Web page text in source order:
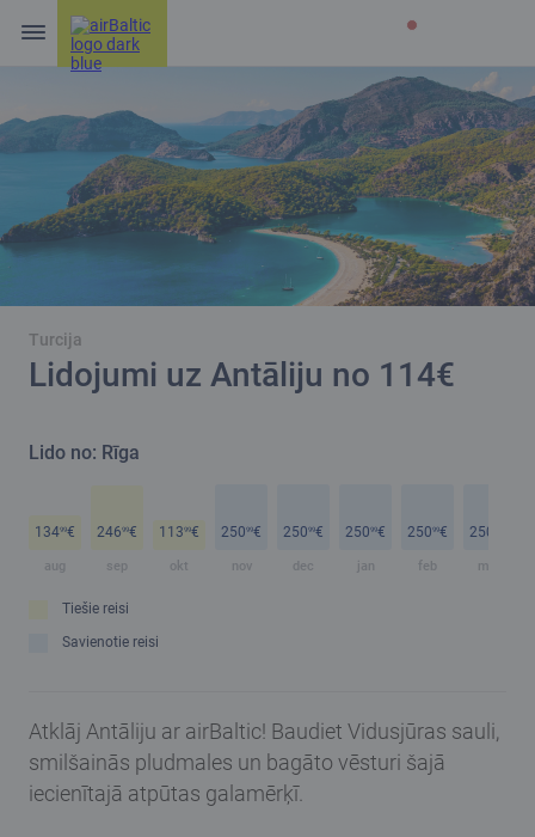
Turcija
Lidojumi uz Antāliju no 114€
Lido no: Rīga
13499€
aug
24699€
sep
11399€
okt
25099€
nov
25099€
dec
25099€
jan
25099€
feb
250
mar
Tiešie reisi
Savienotie reisi
Atklāj Antāliju ar airBaltic! Baudiet Vidusjūras sauli,
smilšainās pludmales un bagāto vēsturi šajā
iecienītajā atpūtas galamērķī.